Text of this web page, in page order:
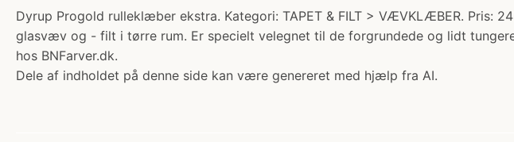
Dyrup Progold rulleklæber ekstra. Kategori: TAPET & FILT > VÆVKLÆBER.
glasvæv og - filt i tørre rum. Er specielt velegnet til de forgrundede og lidt
hos BNFarver.dk.
Dele af indholdet på denne side kan være genereret med hjælp fra AI.